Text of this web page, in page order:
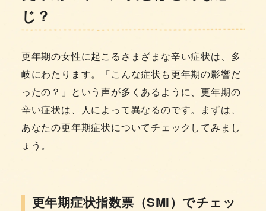
じ？
更年期の女性に起こるさまざまな辛い症状は、多
岐にわたります。「こんな症状も更年期の影響だ
ったの？」という声が多くあるように、更年期の
辛い症状は、人によって異なるのです。まずは、
あなたの更年期症状についてチェックしてみまし
ょう。
更年期症状指数票（SMI）でチェッ